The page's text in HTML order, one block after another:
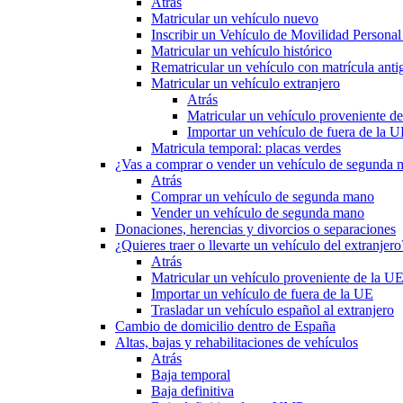
Matricular un vehículo nuevo
Inscribir un Vehículo de Movilidad
Matricular un vehículo histórico
Rematricular un vehículo con matrícula
Matricular un vehículo extranjero
Atrás
Matricular un vehículo proveniente
Importar un vehículo de fuera de la
Matricula temporal: placas verdes
¿Vas a comprar o vender un vehículo de segunda
Atrás
Comprar un vehículo de segunda mano
Vender un vehículo de segunda mano
Donaciones, herencias y divorcios o separaciones
¿Quieres traer o llevarte un vehículo del
Atrás
Matricular un vehículo proveniente de la UE
Importar un vehículo de fuera de la UE
Trasladar un vehículo español al extranjero
Cambio de domicilio dentro de España
Altas, bajas y rehabilitaciones de vehículos
Atrás
Baja temporal
Baja definitiva